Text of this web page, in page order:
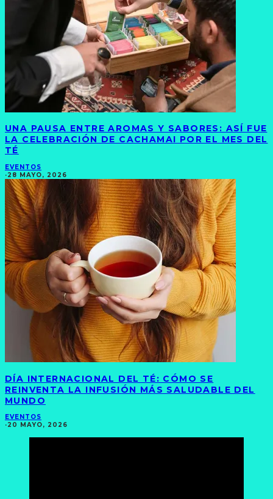
UNA PAUSA ENTRE AROMAS Y SABORES: ASÍ FUE
LA CELEBRACIÓN DE CACHAMAI POR EL MES DEL
TÉ
EVENTOS
·28 MAYO, 2026
DÍA INTERNACIONAL DEL TÉ: CÓMO SE
REINVENTA LA INFUSIÓN MÁS SALUDABLE DEL
MUNDO
EVENTOS
·20 MAYO, 2026